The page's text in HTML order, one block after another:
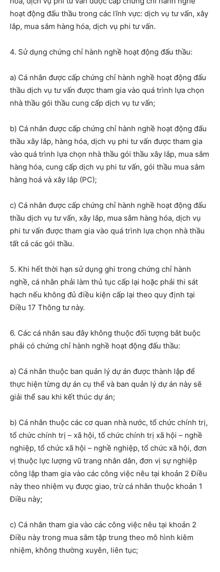
hoạt động đấu thầu trong các lĩnh vực: dịch vụ tư vấn, xây
lắp, mua sắm hàng hóa, dịch vụ phi tư vấn.
4. Sử dụng chứng chỉ hành nghề hoạt động đấu thầu:
a) Cá nhân được cấp chứng chỉ hành nghề hoạt động đấu
thầu dịch vụ tư vấn được tham gia vào quá trình lựa chọn
nhà thầu gói thầu cung cấp dịch vụ tư vấn;
b) Cá nhân được cấp chứng chỉ hành nghề hoạt động đấu
thầu xây lắp, hàng hóa, dịch vụ phi tư vấn được tham gia
vào quá trình lựa chọn nhà thầu gói thầu xây lắp, mua sắm
hàng hóa, cung cấp dịch vụ phi tư vấn, gói thầu mua sắm
hàng hoá và xây lắp (PC);
c) Cá nhân được cấp chứng chỉ hành nghề hoạt động đấu
thầu dịch vụ tư vấn, xây lắp, mua sắm hàng hóa, dịch vụ
phi tư vấn được tham gia vào quá trình lựa chọn nhà thầu
tất cả các gói thầu.
5. Khi hết thời hạn sử dụng ghi trong chứng chỉ hành
nghề, cá nhân phải làm thủ tục cấp lại hoặc phải thi sát
hạch nếu không đủ điều kiện cấp lại theo quy định tại
Điều 17 Thông tư này.
6. Các cá nhân sau đây không thuộc đối tượng bắt buộc
phải có chứng chỉ hành nghề hoạt động đấu thầu:
a) Cá nhân thuộc ban quản lý dự án được thành lập để
thực hiện từng dự án cụ thể và ban quản lý dự án này sẽ
giải thể sau khi kết thúc dự án;
b) Cá nhân thuộc các cơ quan nhà nước, tổ chức chính trị,
tổ chức chính trị – xã hội, tổ chức chính trị xã hội – nghề
nghiệp, tổ chức xã hội – nghề nghiệp, tổ chức xã hội, đơn
vị thuộc lực lượng vũ trang nhân dân, đơn vị sự nghiệp
công lập tham gia vào các công việc nêu tại khoản 2 Điều
này theo nhiệm vụ được giao, trừ cá nhân thuộc khoản 1
Điều này;
c) Cá nhân tham gia vào các công việc nêu tại khoản 2
Điều này trong mua sắm tập trung theo mô hình kiêm
nhiệm, không thường xuyên, liên tục;